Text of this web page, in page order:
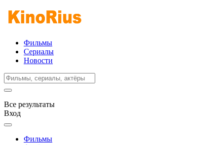
Фильмы
Сериалы
Новости
Все результаты
Вход
Фильмы